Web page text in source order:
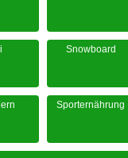
Snowboard
Sporternährung